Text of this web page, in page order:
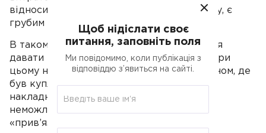
відноситься до напрямку діяльності ФОПу, є
грубим порушенням.
В такому випадку підприємцю доведеться
давати письмове пояснення податковій, при
цьому надати договір між ФОП та магазином, де
був куплений товар, а також видаткову
накладну. Звичайно, це зробити майже
неможливо, та і не кожний товар можна
«прив’язати» до своєї діяльності.
Щоб нідіслати своє
питання, заповніть поля
Ми повідомимо, коли публікація з
відповіддю з’явиться на сайті.